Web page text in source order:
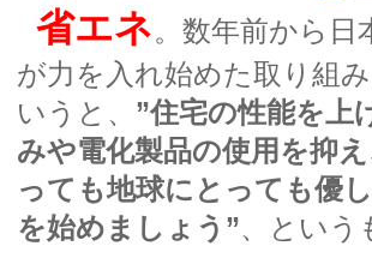
省エネ。数年前から日
が力を入れ始めた取り組
いうと、 ”住宅の性能を上
みや電化製品の使用を抑
っても地球にとっても優
を始めましょう”、という